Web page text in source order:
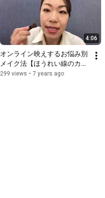
4:06
オンライン映えするお悩み別
メイク法【ほうれい線のカバ
ー法♡】
299 views • 7 years ago